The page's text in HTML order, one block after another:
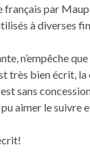
par
à diverses
n’empêche
très bien écrit,
sans
aimer le suivre